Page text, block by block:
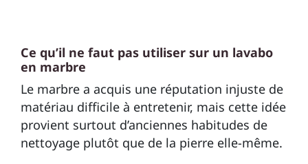
Ce qu’il ne faut pas utiliser sur un lavabo
en marbre
Le marbre a acquis une réputation injuste de
matériau difficile à entretenir, mais cette idée
provient surtout d’anciennes habitudes de
nettoyage plutôt que de la pierre elle-même.